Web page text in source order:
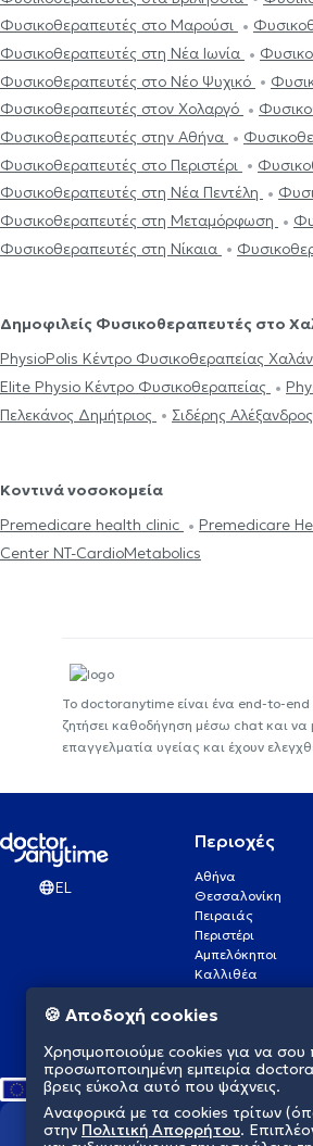
Φυσικοθεραπευτές στο Μαρούσι
Φυσικοθεραπευτές στη Νέα Ιωνία
Φυσικοθεραπευτές στο Νέο Ψυχικό
Φυσικοθεραπευτές στον Χολαργό
Φυσικοθεραπευτές στην Αθήνα
Φυσικοθεραπευτές στο Περιστέρι
Φυσικοθεραπευτές στη Νέα Πεντέλη
Φυσικοθεραπευτές στη Μεταμόρφωση
Φυσικοθεραπευτές στη Νίκαια
Δημοφιλείς Φυσικοθεραπευτές στο
PhysioPolis Κέντρο Φυσικοθεραπείας
Elite Physio Κέντρο Φυσικοθεραπείας
Πελεκάνος Δημήτριος
Σιδέρης Αλέξανδρος
Κοντινά νοσοκομεία
Premedicare health clinic
Premedicare
Center NT-CardioMetabolics
Το doctoranytime είναι ένα end-to-end
ζητήσει καθοδήγηση μέσω chat και να
επαγγελματία υγείας και έχουν
EL
Περιοχές
Αθήνα
Θεσσαλονίκη
Πειραιάς
Περιστέρι
Αμπελόκηποι
Καλλιθέα
Γλυφάδα
Νέα Σμύρνη
🍪 Αποδοχή cookies
Χρησιμοποιούμε cookies για να
προσωποποιημένη εμπειρία
βρεις εύκολα αυτό που ψάχνεις.
Αναφορικά με τα cookies τρίτων
στην Πολιτική Απορρήτου.